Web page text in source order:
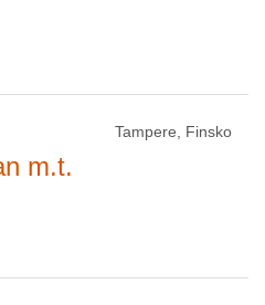
Tampere, Finsko
m.t.